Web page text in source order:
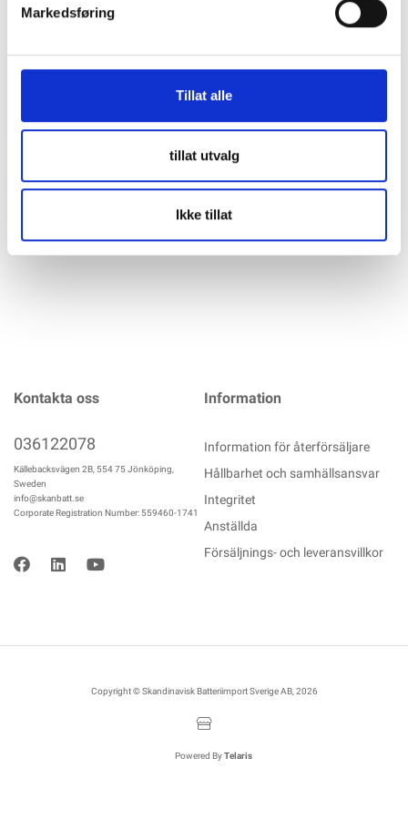
Markedsføring
Tillat alle
tillat utvalg
Ikke tillat
VARTA Startbatteri PRO Motive HD 12V 105AH 800CCA För
behöver prestanda som du kan lita på. Tack vare en
beprövad hybridteknik har VARTA® Promotive HD
arbetsförhållanden är den helt underhållsfri och ger
Kontakta oss
036122078
Källebacksvägen 2B, 554 75 Jönköping,
Sweden
info@skanbatt.se
Corporate Registration Number: 559460-1741
Information
Information för återförsäljare
Hållbarhet och samhällsansvar
Integritet
Anställda
Försäljnings- och leveransvillkor
Copyright © Skandinavisk Batteriimport Sverige AB, 2026
Powered ByTelaris